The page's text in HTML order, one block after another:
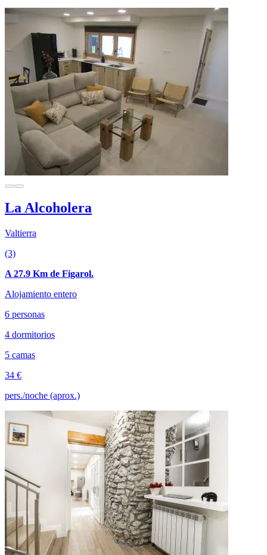
La Alcoholera
Valtierra
(3)
A 27.9 Km de Figarol.
Alojamiento entero
6 personas
4 dormitorios
5 camas
34 €
pers./noche (aprox.)